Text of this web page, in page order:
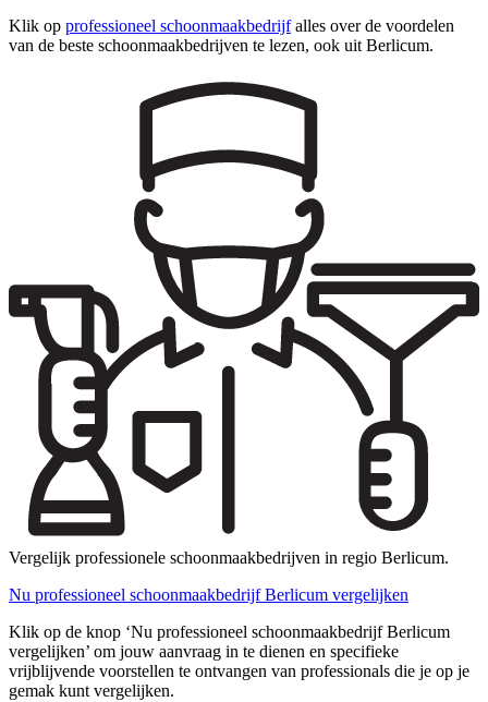
Klik op professioneel schoonmaakbedrijfalles over de voordelen
van de beste schoonmaakbedrijven te lezen, ook uit Berlicum.
Vergelijk professionele schoonmaakbedrijven in regio Berlicum.
Nu professioneel schoonmaakbedrijf Berlicum vergelijken
Klik op de knop ‘Nu professioneel schoonmaakbedrijf Berlicum
vergelijken’ om jouw aanvraag in te dienen en specifieke
vrijblijvende voorstellen te ontvangen van professionals die je op je
gemak kunt vergelijken.